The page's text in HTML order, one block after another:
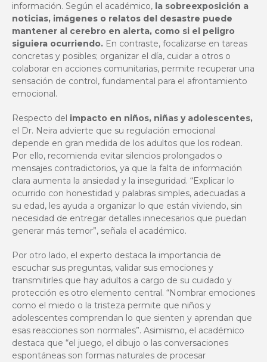
información. Según el académico, la sobreexposición a
noticias, imágenes o relatos del desastre puede
mantener al cerebro en alerta, como si el peligro
siguiera ocurriendo. En contraste, focalizarse en tareas
concretas y posibles; organizar el día, cuidar a otros o
colaborar en acciones comunitarias, permite recuperar una
sensación de control, fundamental para el afrontamiento
emocional.
Respecto del impacto en niños, niñas y adolescentes,
el Dr. Neira advierte que su regulación emocional
depende en gran medida de los adultos que los rodean.
Por ello, recomienda evitar silencios prolongados o
mensajes contradictorios, ya que la falta de información
clara aumenta la ansiedad y la inseguridad. “Explicar lo
ocurrido con honestidad y palabras simples, adecuadas a
su edad, les ayuda a organizar lo que están viviendo, sin
necesidad de entregar detalles innecesarios que puedan
generar más temor”, señala el académico.
Por otro lado, el experto destaca la importancia de
escuchar sus preguntas, validar sus emociones y
transmitirles que hay adultos a cargo de su cuidado y
protección es otro elemento central. “Nombrar emociones
como el miedo o la tristeza permite que niños y
adolescentes comprendan lo que sienten y aprendan que
esas reacciones son normales”. Asimismo, el académico
destaca que “el juego, el dibujo o las conversaciones
espontáneas son formas naturales de procesar